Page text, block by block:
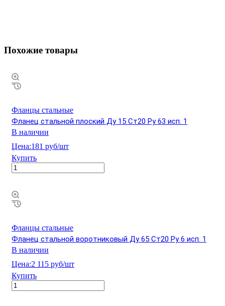
Похожие товары
Фланцы стальные
Фланец стальной плоский Ду 15 Ст20 Ру 63 исп. 1
В наличии
Цена:181 руб/шт
Купить
Фланцы стальные
Фланец стальной воротниковый Ду 65 Ст20 Ру 6 исп. 1
В наличии
Цена:2 115 руб/шт
Купить